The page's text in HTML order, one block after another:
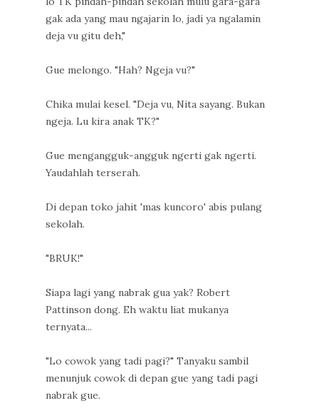
gak ada yang mau ngajarin lo, jadi ya ngalamin
deja vu gitu deh,"
Gue melongo. "Hah? Ngeja vu?"
Chika mulai kesel. "Deja vu, Nita sayang. Bukan
ngeja. Lu kira anak TK?"
Gue mengangguk-angguk ngerti gak ngerti.
Yaudahlah terserah.
Di depan toko jahit 'mas kuncoro' abis pulang
sekolah.
"BRUK!"
Siapa lagi yang nabrak gua yak? Robert
Pattinson dong. Eh waktu liat mukanya
ternyata...
"Lo cowok yang tadi pagi?" Tanyaku sambil
menunjuk cowok di depan gue yang tadi pagi
nabrak gue.